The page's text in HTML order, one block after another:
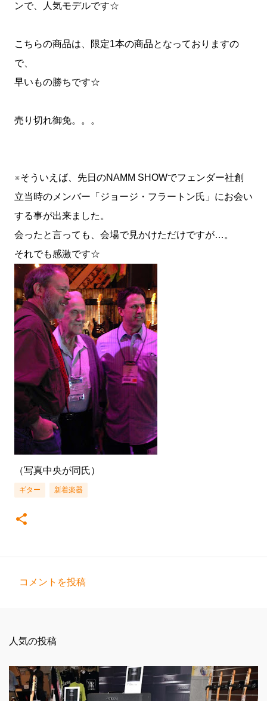
ンで、人気モデルです☆
こちらの商品は、限定1本の商品となっておりますの
で、
早いもの勝ちです☆
売り切れ御免。。。
※そういえば、先日のNAMM SHOWでフェンダー社創
立当時のメンバー「ジョージ・フラートン氏」にお会い
する事が出来ました。
会ったと言っても、会場で見かけただけですが…。
それでも感激です☆
（写真中央が同氏）
ギター 新着楽器
ト
コメントを投稿
人気の投稿